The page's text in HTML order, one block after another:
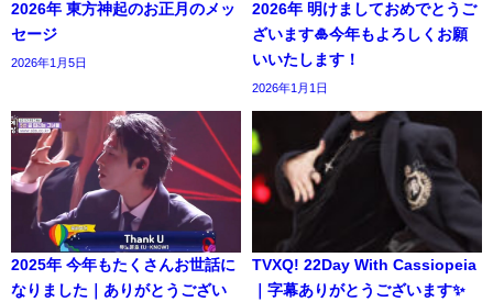
2026年 東方神起のお正月のメッ
セージ
2026年1月5日
2026年 明けましておめでとうご
ざいます🎍今年もよろしくお願
いいたします！
2026年1月1日
2025年 今年もたくさんお世話に
なりました｜ありがとうござい
TVXQ! 22Day With Cassiopeia
｜字幕ありがとうございます✨️